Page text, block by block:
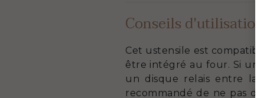
Conseils
Cet ustensile est
être intégré au four. Si
un disque relais entre
recommandé de ne pas